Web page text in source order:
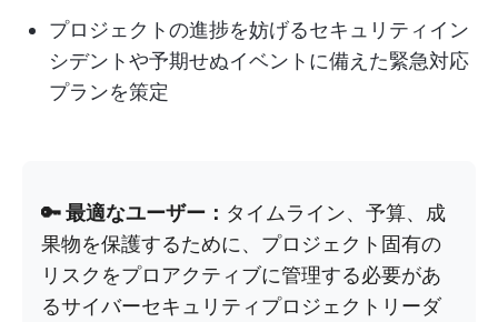
プロジェクトの進捗を妨げるセキュリティイン
シデントや予期せぬイベントに備えた緊急対応
プランを策定
🔑 最適なユーザー： タイムライン、予算、成
果物を保護するために、プロジェクト固有の
リスクをプロアクティブに管理する必要があ
るサイバーセキュリティプロジェクトリーダ